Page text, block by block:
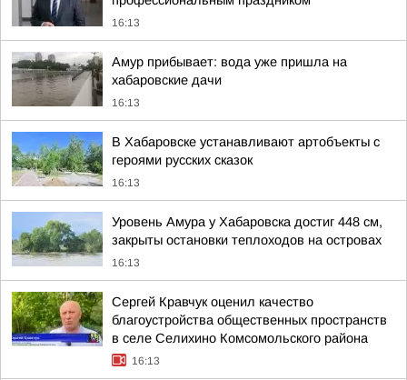
16:13
Амур прибывает: вода уже пришла на
хабаровские дачи
16:13
В Хабаровске устанавливают артобъекты с
героями русских сказок
16:13
Уровень Амура у Хабаровска достиг 448 см,
закрыты остановки теплоходов на островах
16:13
Сергей Кравчук оценил качество
благоустройства общественных пространств
в селе Селихино Комсомольского района
16:13